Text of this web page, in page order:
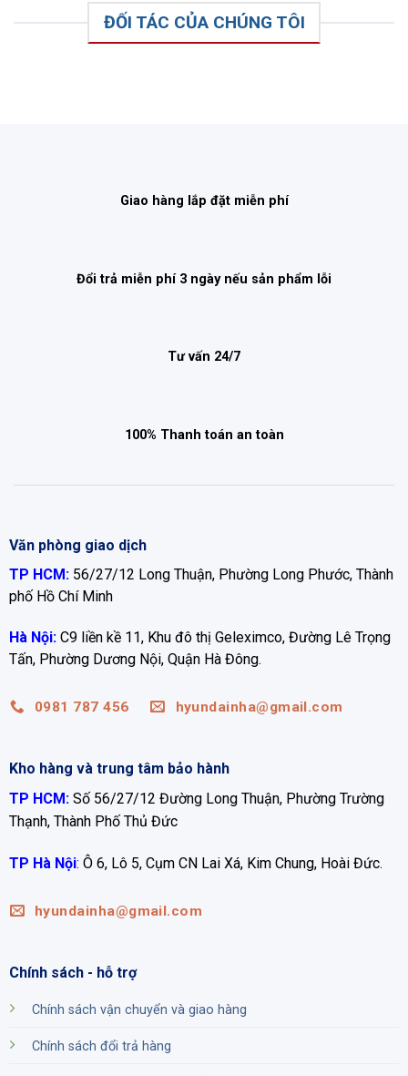
ĐỐI TÁC CỦA CHÚNG TÔI
Giao hàng lắp đặt miễn phí
Đổi trả miễn phí 3 ngày nếu sản phẩm lỗi
Tư vấn 24/7
100% Thanh toán an toàn
Văn phòng giao dịch
TP HCM: 56/27/12 Long Thuận, Phường Long Phước, Thành
phố Hồ Chí Minh
Hà Nội:C9 liền kề 11, Khu đô thị Geleximco, Đường Lê Trọng
Tấn, Phường Dương Nội, Quận Hà Đông.
0981 787 456 hyundainha@gmail.com
Kho hàng và trung tâm bảo hành
TP HCM: Số 56/27/12 Đường Long Thuận, Phường Trường
Thạnh, Thành Phố Thủ Đức
TP Hà Nội: Ô 6, Lô 5, Cụm CN Lai Xá, Kim Chung, Hoài Đức.
hyundainha@gmail.com
Chính sách - hỗ trợ
Chính sách vận chuyển và giao hàng
Chính sách đổi trả hàng